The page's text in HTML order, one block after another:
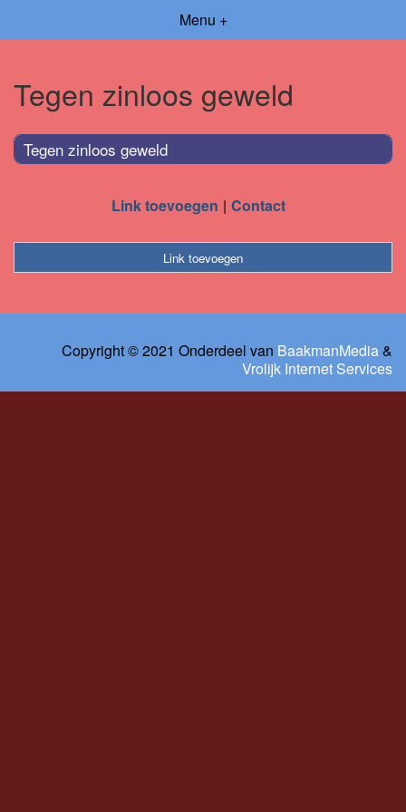
Menu +
Tegen zinloos geweld
Tegen zinloos geweld
Link toevoegen Contact
Link toevoegen
Copyright © 2021 Onderdeel van BaakmanMedia&
Vrolijk Internet Services